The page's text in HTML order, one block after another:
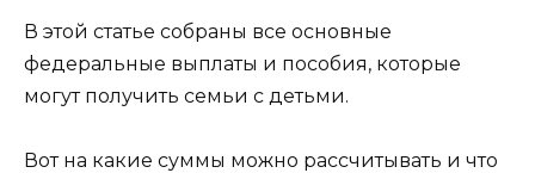
В этой статье собраны все основные
федеральные выплаты и пособия, которые
могут получить семьи с детьми.
Вот на какие суммы можно рассчитывать и что